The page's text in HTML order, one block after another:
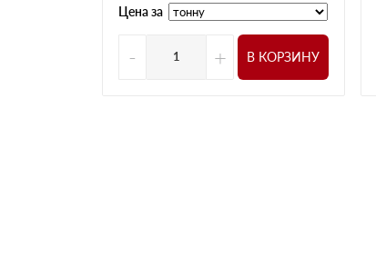
Цена за
- + В КОРЗИНУ